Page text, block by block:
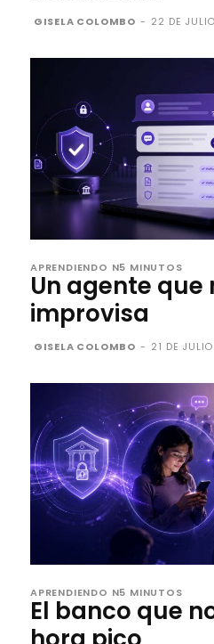
GISELA COLOMBO - 22 DE
APRENDIENDO N5 MINUTOS
Un agente que
improvisa
GISELA COLOMBO - 21 DE
APRENDIENDO N5 MINUTOS
El banco que